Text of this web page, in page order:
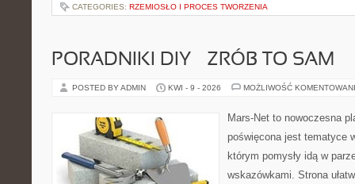
CATEGORIES: RZEMIOSŁO I PROCES TWORZENIA
PORADNIKI DIY – ZRÓB TO SAM
POSTED BY ADMIN KWI - 9 - 2026 MOŻLIWOŚĆ
Mars-Net to nowoczesna
poświęcona jest tematyce
którym pomysły idą w
wskazówkami. Strona